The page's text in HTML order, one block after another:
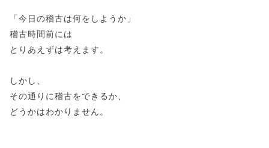
「今日の稽古は何をしようか」
稽古時間前には
とりあえずは考えます。
しかし、
その通りに稽古をできるか、
どうかはわかりません。